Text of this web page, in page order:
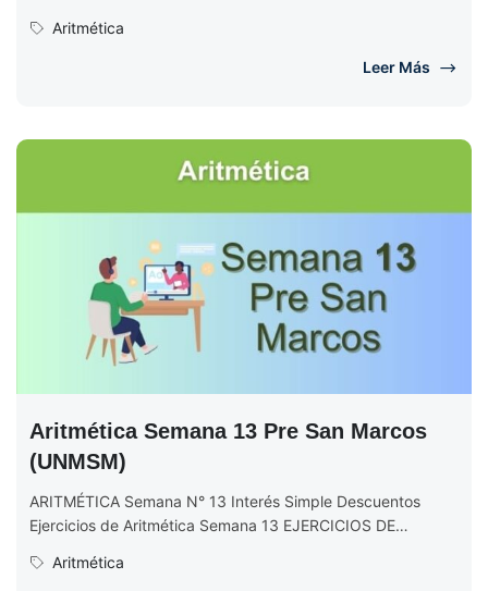
Aritmética
Leer Más
Aritmética Semana 13 Pre San Marcos
(UNMSM)
ARITMÉTICA Semana N° 13 Interés Simple Descuentos
Ejercicios de Aritmética Semana 13 EJERCICIOS DE
Aritmética